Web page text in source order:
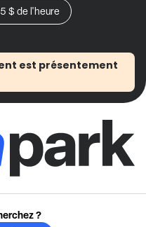
$ de l'heure
est présentement
?